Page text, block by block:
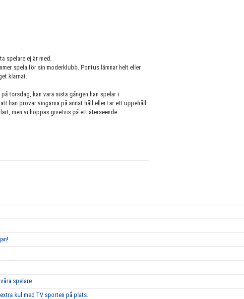
spelare ej är med.
spela för sin moderklubb. Pontus lämnar helt eller
klarnat.
torsdag, kan vara sista gången han spelar i
han prövar vingarna på annat håll eller tar ett uppehåll
men vi hoppas givetvis på ett återseende.
spelare
kul med TV sporten på plats.